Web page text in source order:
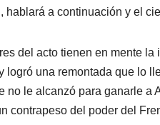
hablará a continuación y el
del acto tienen en mente
logró una remontada que lo
no le alcanzó para ganarle a
contrapeso del poder del